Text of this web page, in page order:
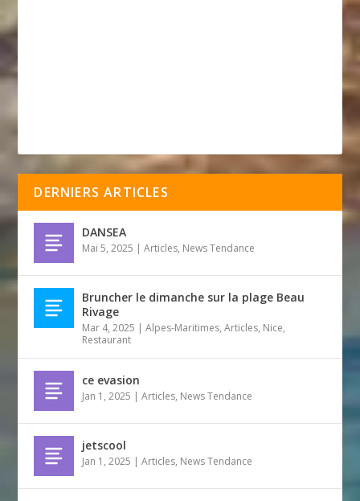
DERNIERS ARTICLES
DANSEA
Mai 5, 2025 |Articles, News Tendance
Bruncher le dimanche sur la plage Beau
Rivage
Mar 4, 2025 |Alpes-Maritimes,Articles, Nice,
Restaurant
ce evasion
Jan 1, 2025 |Articles, News Tendance
jetscool
Jan 1, 2025 |Articles, News Tendance